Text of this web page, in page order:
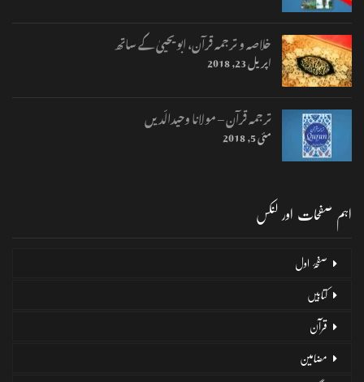
خلاصہ و ترجمہ قرآن، ابو یحییٰ کے ساتھ
اپریل 23, 2018
ترجمہ قرآن – مولانا وحیدالّدیں
مئی 5, 2018
اہم صفحات اور لنکس
صفحۂ اول
کتابیں
قرآن
مضامین